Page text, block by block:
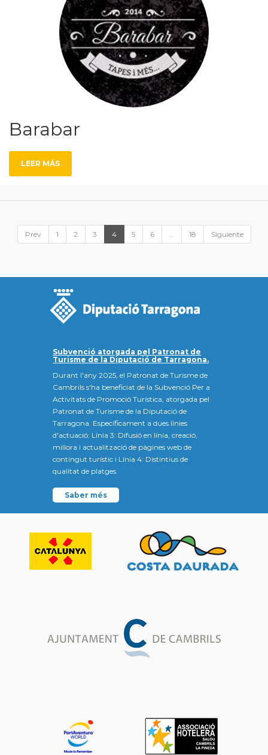
Barabar
LEER MÁS
Prev 1 2 3 4 5 6 … 18 Siguiente
Subvenció atorgada pel Patronat de
Turisme de la Diputació de Tarragona.
Durant l'any 2025, el Patronat de Turisme de
Cambrils s'ha beneficiat de la Subvenció Per a
Activitats de Promoció Turística, atorgada pel
Patronat de Turisme de la Diputació de
Tarragona. Específicament a dues línies
d'actuació: Línia 3: Difusió en línia, creació,
millora i actualització de pàgines web de
contingut turístic i Línia 4: Distintius de
qualitat de platges.
Saber més